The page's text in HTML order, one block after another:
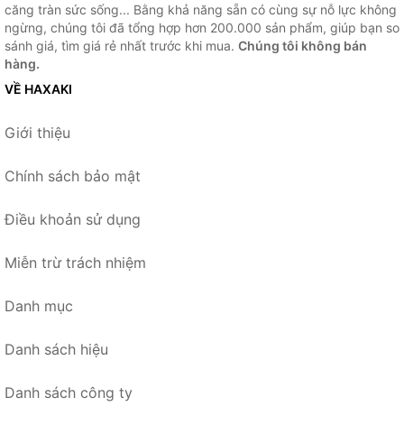
căng tràn sức sống... Bằng khả năng sẵn có cùng sự nỗ lực không
ngừng, chúng tôi đã tổng hợp hơn 200.000 sản phẩm, giúp bạn so
sánh giá, tìm giá rẻ nhất trước khi mua. Chúng tôi không bán
hàng.
VỀ HAXAKI
Giới thiệu
Chính sách bảo mật
Điều khoản sử dụng
Miễn trừ trách nhiệm
Danh mục
Danh sách hiệu
Danh sách công ty